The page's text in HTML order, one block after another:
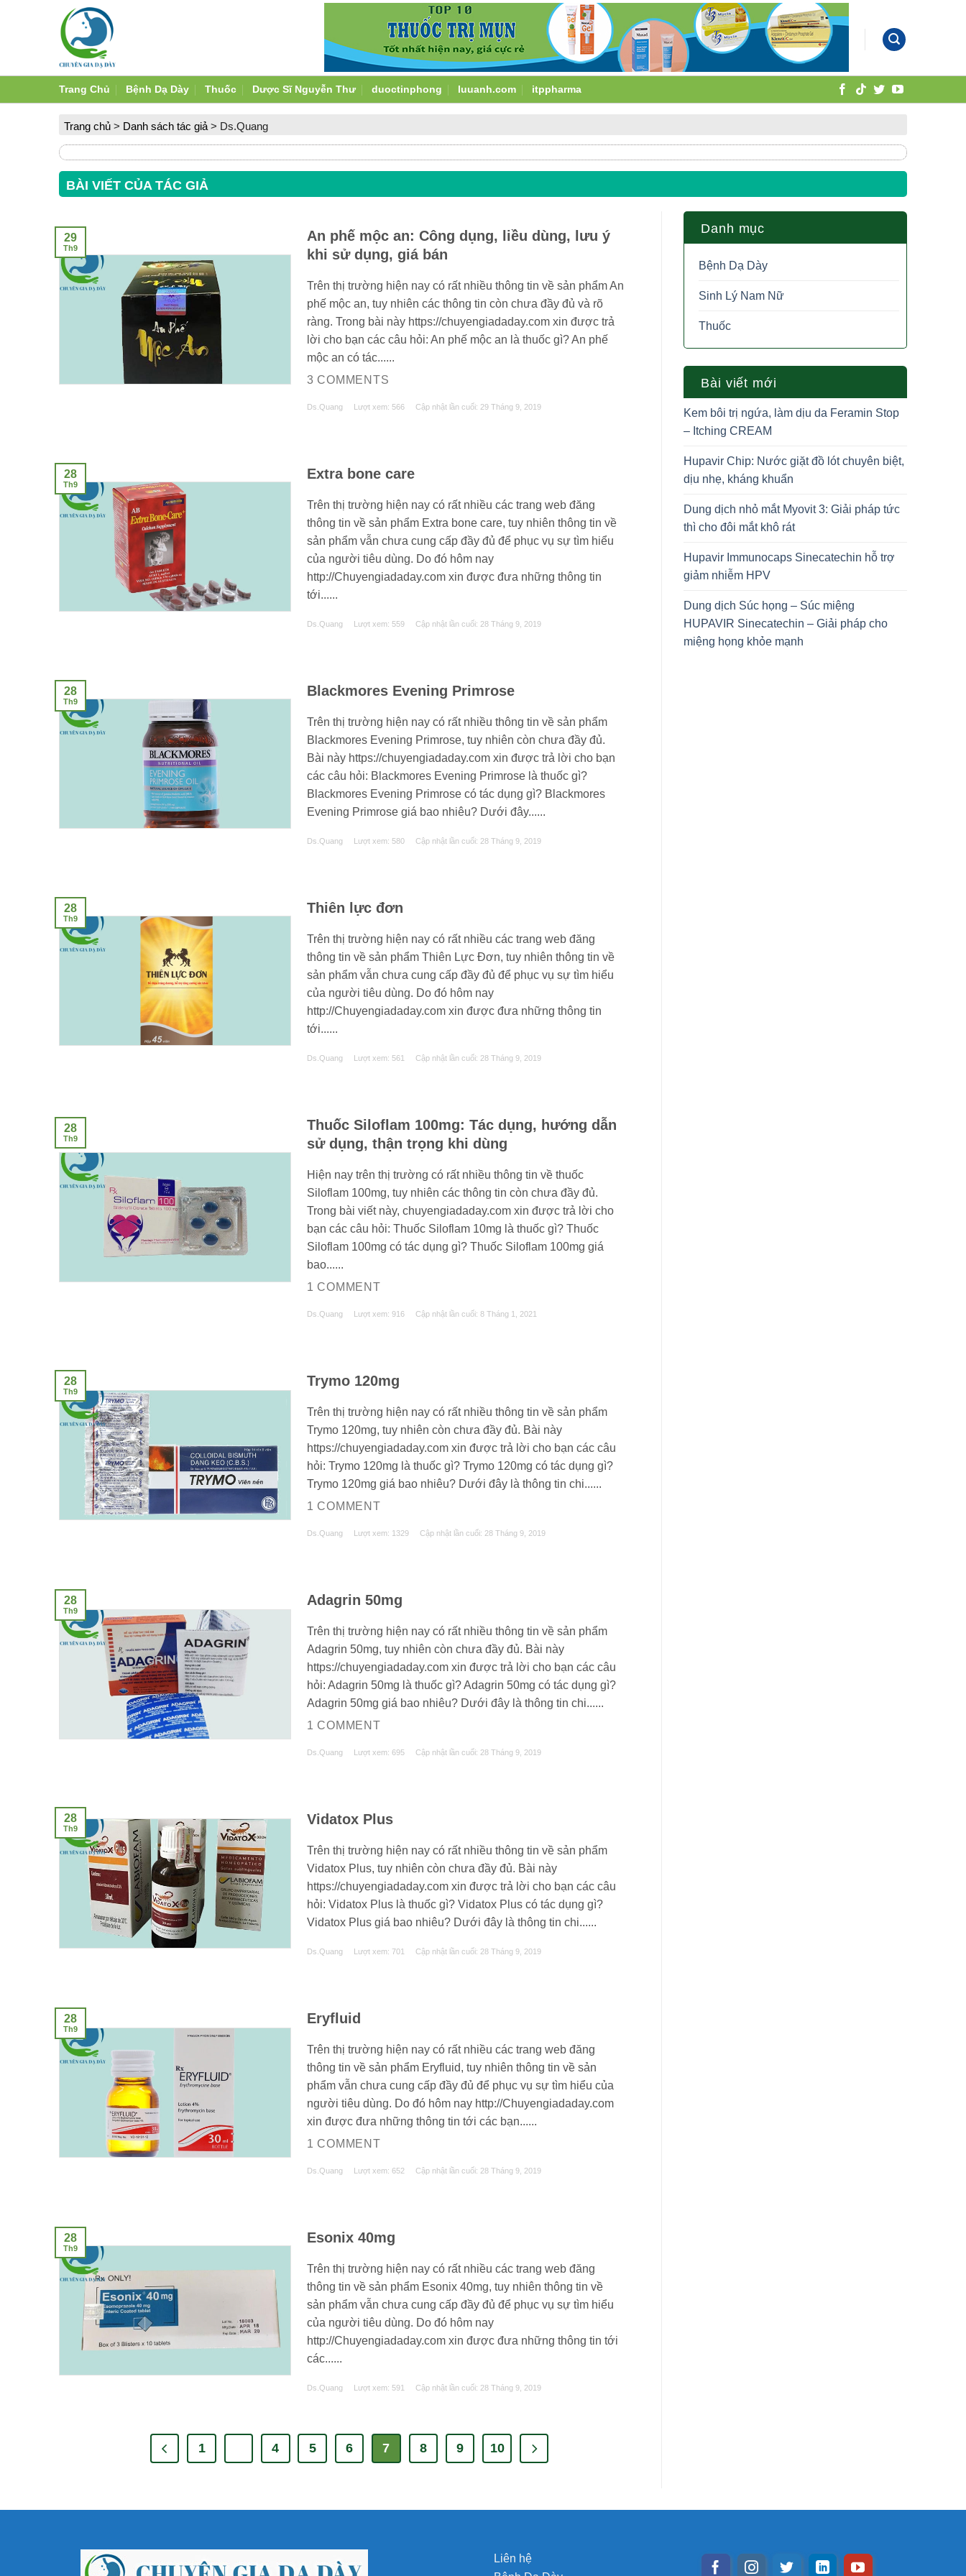
Trang Chủ Bệnh Dạ Dày Thuốc Dược Sĩ Nguyễn Thư duoctinphong luuanh.com itppharma
Trang chủ > Danh sách tác giả > Ds.Quang
BÀI VIẾT CỦA TÁC GIẢ
An phế mộc an: Công dụng, liều dùng, lưu ý
khi sử dụng, giá bán
Trên thị trường hiện nay có rất nhiều thông tin về sản phẩm An
phế mộc an, tuy nhiên các thông tin còn chưa đầy đủ và rõ
ràng. Trong bài này https://chuyengiadaday.com xin được trả
lời cho bạn các câu hỏi: An phế mộc an là thuốc gì? An phế
mộc an có tác......
3 COMMENTS
Ds.Quang Lượt xem: 566 Cập nhật lần cuối: 29 Tháng 9, 2019
29
Th9
Extra bone care
Trên thị trường hiện nay có rất nhiều các trang web đăng
thông tin về sản phẩm Extra bone care, tuy nhiên thông tin về
sản phẩm vẫn chưa cung cấp đầy đủ để phục vụ sự tìm hiểu
của người tiêu dùng. Do đó hôm nay
http://Chuyengiadaday.com xin được đưa những thông tin
tới......
Ds.Quang Lượt xem: 559 Cập nhật lần cuối: 28 Tháng 9, 2019
28
Th9
Blackmores Evening Primrose
Trên thị trường hiện nay có rất nhiều thông tin về sản phẩm
Blackmores Evening Primrose, tuy nhiên còn chưa đầy đủ.
Bài này https://chuyengiadaday.com xin được trả lời cho bạn
các câu hỏi: Blackmores Evening Primrose là thuốc gì?
Blackmores Evening Primrose có tác dụng gì? Blackmores
Evening Primrose giá bao nhiêu? Dưới đây......
Ds.Quang Lượt xem: 580 Cập nhật lần cuối: 28 Tháng 9, 2019
28
Th9
Thiên lực đơn
Trên thị trường hiện nay có rất nhiều các trang web đăng
thông tin về sản phẩm Thiên Lực Đơn, tuy nhiên thông tin về
sản phẩm vẫn chưa cung cấp đầy đủ để phục vụ sự tìm hiểu
của người tiêu dùng. Do đó hôm nay
http://Chuyengiadaday.com xin được đưa những thông tin
tới......
Ds.Quang Lượt xem: 561 Cập nhật lần cuối: 28 Tháng 9, 2019
28
Th9
Thuốc Siloflam 100mg: Tác dụng, hướng dẫn
sử dụng, thận trọng khi dùng
Hiện nay trên thị trường có rất nhiều thông tin về thuốc
Siloflam 100mg, tuy nhiên các thông tin còn chưa đầy đủ.
Trong bài viết này, chuyengiadaday.com xin được trả lời cho
bạn các câu hỏi: Thuốc Siloflam 10mg là thuốc gì? Thuốc
Siloflam 100mg có tác dụng gì? Thuốc Siloflam 100mg giá
bao......
1 COMMENT
Ds.Quang Lượt xem: 916 Cập nhật lần cuối: 8 Tháng 1, 2021
28
Th9
Trymo 120mg
Trên thị trường hiện nay có rất nhiều thông tin về sản phẩm
Trymo 120mg, tuy nhiên còn chưa đầy đủ. Bài này
https://chuyengiadaday.com xin được trả lời cho bạn các câu
hỏi: Trymo 120mg là thuốc gì? Trymo 120mg có tác dụng gì?
Trymo 120mg giá bao nhiêu? Dưới đây là thông tin chi......
1 COMMENT
Ds.Quang Lượt xem: 1329 Cập nhật lần cuối: 28 Tháng 9, 2019
28
Th9
Adagrin 50mg
Trên thị trường hiện nay có rất nhiều thông tin về sản phẩm
Adagrin 50mg, tuy nhiên còn chưa đầy đủ. Bài này
https://chuyengiadaday.com xin được trả lời cho bạn các câu
hỏi: Adagrin 50mg là thuốc gì? Adagrin 50mg có tác dụng gì?
Adagrin 50mg giá bao nhiêu? Dưới đây là thông tin chi......
1 COMMENT
Ds.Quang Lượt xem: 695 Cập nhật lần cuối: 28 Tháng 9, 2019
28
Th9
Vidatox Plus
Trên thị trường hiện nay có rất nhiều thông tin về sản phẩm
Vidatox Plus, tuy nhiên còn chưa đầy đủ. Bài này
https://chuyengiadaday.com xin được trả lời cho bạn các câu
hỏi: Vidatox Plus là thuốc gì? Vidatox Plus có tác dụng gì?
Vidatox Plus giá bao nhiêu? Dưới đây là thông tin chi......
Ds.Quang Lượt xem: 701 Cập nhật lần cuối: 28 Tháng 9, 2019
28
Th9
Eryfluid
Trên thị trường hiện nay có rất nhiều các trang web đăng
thông tin về sản phẩm Eryfluid, tuy nhiên thông tin về sản
phẩm vẫn chưa cung cấp đầy đủ để phục vụ sự tìm hiểu của
người tiêu dùng. Do đó hôm nay http://Chuyengiadaday.com
xin được đưa những thông tin tới các bạn......
1 COMMENT
Ds.Quang Lượt xem: 652 Cập nhật lần cuối: 28 Tháng 9, 2019
28
Th9
Esonix 40mg
Trên thị trường hiện nay có rất nhiều các trang web đăng
thông tin về sản phẩm Esonix 40mg, tuy nhiên thông tin về
sản phẩm vẫn chưa cung cấp đầy đủ để phục vụ sự tìm hiểu
của người tiêu dùng. Do đó hôm nay
http://Chuyengiadaday.com xin được đưa những thông tin tới
các......
Ds.Quang Lượt xem: 591 Cập nhật lần cuối: 28 Tháng 9, 2019
28
Th9
1 4 5 6 7 8 9 10
Danh mục
Bệnh Dạ Dày
Sinh Lý Nam Nữ
Thuốc
Bài viết mới
Kem bôi trị ngứa, làm dịu da Feramin Stop
– Itching CREAM
Hupavir Chip: Nước giặt đồ lót chuyên biệt,
dịu nhẹ, kháng khuẩn
Dung dịch nhỏ mắt Myovit 3: Giải pháp tức
thì cho đôi mắt khô rát
Hupavir Immunocaps Sinecatechin hỗ trợ
giảm nhiễm HPV
Dung dịch Súc họng – Súc miệng
HUPAVIR Sinecatechin – Giải pháp cho
miệng họng khỏe mạnh
Liên hệ